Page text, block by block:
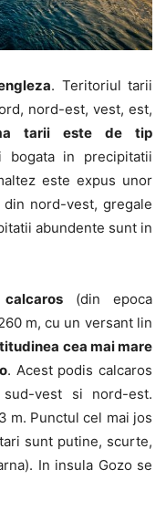
. Teritoriul tarii
nord-est, vest, est,
tarii este de tip
bogata in precipitatii
este expus unor
nord-vest, gregale
abundente sunt in
(din epoca
m, cu un versant lin
cea mai mare
. Acest podis calcaros
vest si nord-est.
m. Punctul cel mai jos
sunt putine, scurte,
In insula Gozo se